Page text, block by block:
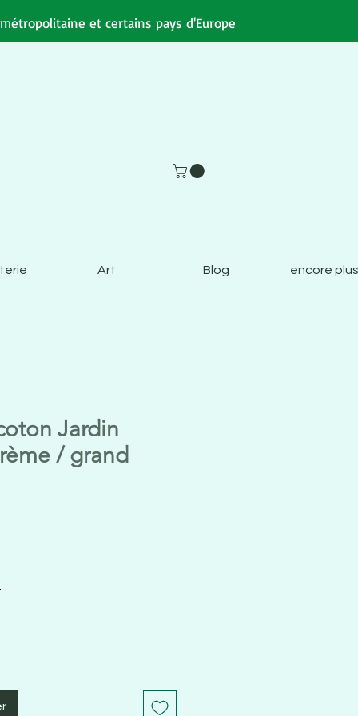
et certains pays d'Europe
Art Blog encore
Jardin
/ grand